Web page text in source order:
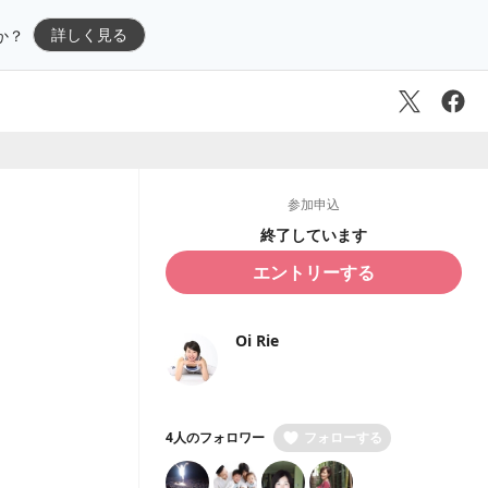
？ 詳しく見る
参加申込
終了しています
エントリーする
Oi Rie
4人のフォロワー フォローする